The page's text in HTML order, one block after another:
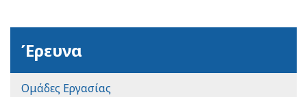
Έρευνα
Ομάδες Εργασίας